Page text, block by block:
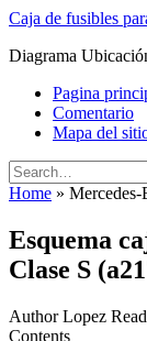
Skip
content
Caja de fusibles
Diagrama
Pagina
Comentario
Mapa del
Search
for:
Home » Mercedes-
Esquema
Clase S
AuthorLopez
Contents